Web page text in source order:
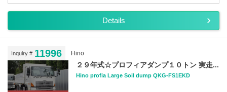
Details
Inquiry # 11996 Hino
２９年式☆プロフィアダンプ１０トン 実走...
Hino profia Large Soil dump QKG-FS1EKD